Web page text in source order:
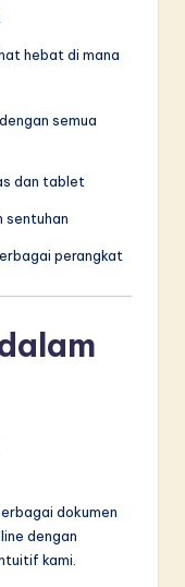
hebat di mana
semua
dan tablet
sentuhan
perangkat
dokumen
dengan
kami.